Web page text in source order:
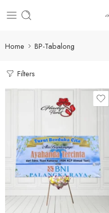
Home BP-Tabalong
Filters